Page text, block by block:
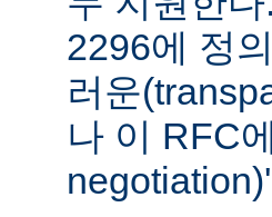
2296에 정
러운
나 이 RFC